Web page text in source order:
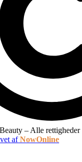
– Alle rettigheder
afNowOnline